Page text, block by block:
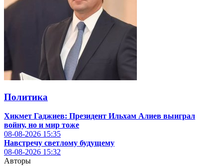
Политика
Хикмет Гаджиев: Президент Ильхам Алиев выиграл
войну, но и мир тоже
08-08-2026 15:35
Навстречу светлому будущему
08-08-2026 15:32
Авторы